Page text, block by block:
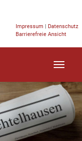
Impressum | Datenschutz
Barrierefreie Ansicht